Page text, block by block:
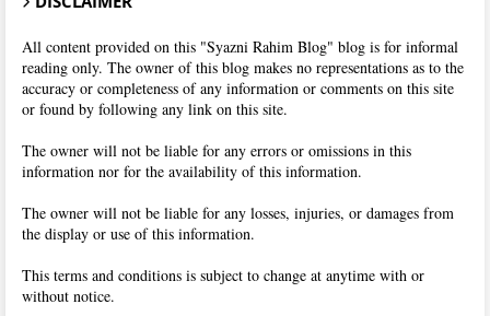
All content provided on this "Syazni Rahim Blog" blog is for informal
reading only. The owner of this blog makes no representations as to the
accuracy or completeness of any information or comments on this site
or found by following any link on this site.
The owner will not be liable for any errors or omissions in this
information nor for the availability of this information.
The owner will not be liable for any losses, injuries, or damages from
the display or use of this information.
This terms and conditions is subject to change at anytime with or
without notice.